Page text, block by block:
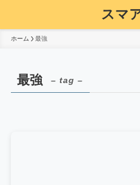
スマ
ホーム 最強
最強 – tag –